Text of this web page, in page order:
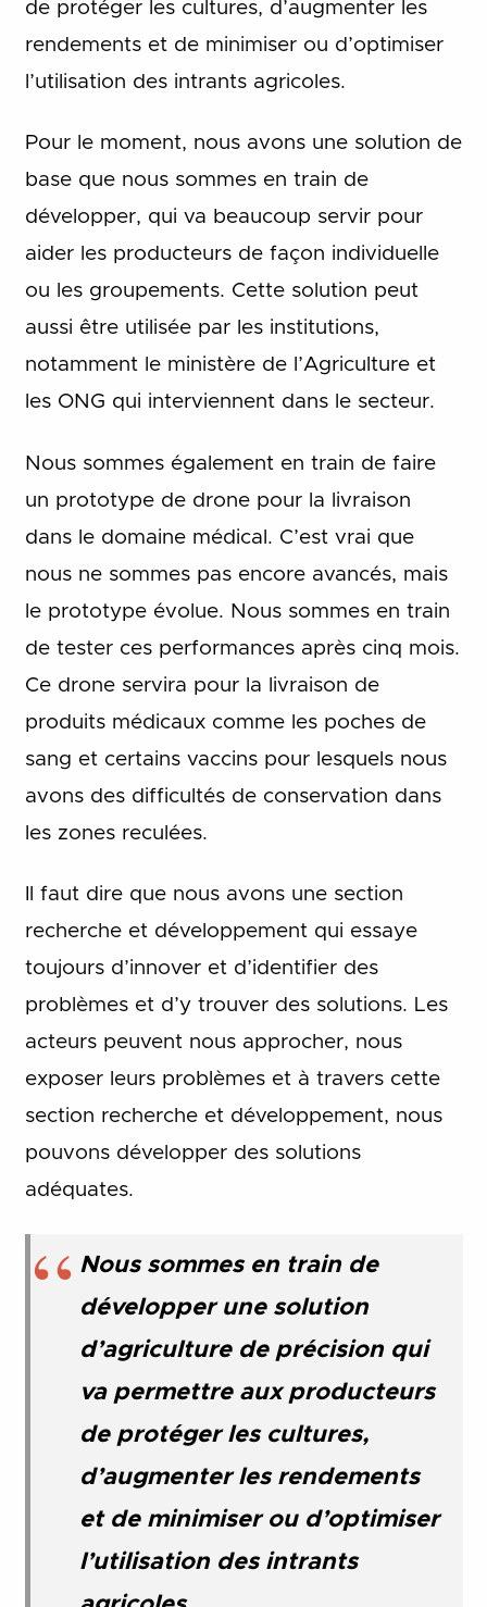
de protéger les cultures, d’augmenter les
rendements et de minimiser ou d’optimiser
l’utilisation des intrants agricoles.
Pour le moment, nous avons une solution de
base que nous sommes en train de
développer, qui va beaucoup servir pour
aider les producteurs de façon individuelle
ou les groupements. Cette solution peut
aussi être utilisée par les institutions,
notamment le ministère de l’Agriculture et
les ONG qui interviennent dans le secteur.
Nous sommes également en train de faire
un prototype de drone pour la livraison
dans le domaine médical. C’est vrai que
nous ne sommes pas encore avancés, mais
le prototype évolue. Nous sommes en train
de tester ces performances après cinq mois.
Ce drone servira pour la livraison de
produits médicaux comme les poches de
sang et certains vaccins pour lesquels nous
avons des difficultés de conservation dans
les zones reculées.
Il faut dire que nous avons une section
recherche et développement qui essaye
toujours d’innover et d’identifier des
problèmes et d’y trouver des solutions. Les
acteurs peuvent nous approcher, nous
exposer leurs problèmes et à travers cette
section recherche et développement, nous
pouvons développer des solutions
adéquates.
Nous sommes en train de
développer une solution
d’agriculture de précision qui
va permettre aux producteurs
de protéger les cultures,
d’augmenter les rendements
et de minimiser ou d’optimiser
l’utilisation des intrants